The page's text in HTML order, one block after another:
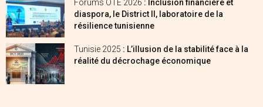
Forums OTE 2026 : Inclusion financière et
diaspora, le District II, laboratoire de la
résilience tunisienne
Tunisie 2025 : L’illusion de la stabilité face à la
réalité du décrochage économique